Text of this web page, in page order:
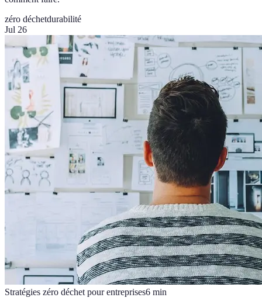
zéro déchetdurabilité
Jul 26
Stratégies zéro déchet pour entreprises6 min